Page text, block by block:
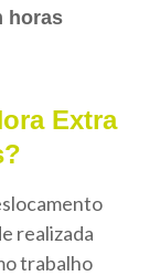
horas
Extra
realizada
trabalho